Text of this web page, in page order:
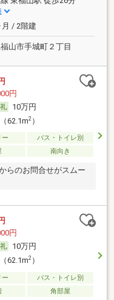
/ 2階建
山市手城町２丁目
円
10万円
62.1m2）
ー
バス・トイレ別
南向き
らのお問合せがスムー
円
10万円
62.1m2）
ー
バス・トイレ別
角部屋